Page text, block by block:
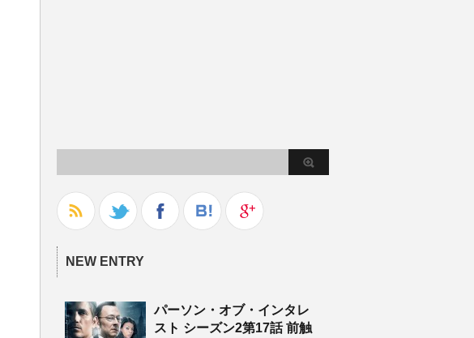
NEW ENTRY
パーソン・オブ・インタレ
スト シーズン2第17話 前触